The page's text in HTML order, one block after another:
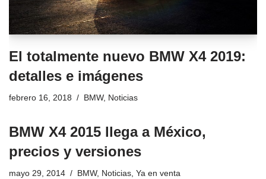
El totalmente nuevo BMW X4 2019:
detalles e imágenes
febrero 16, 2018 BMW, Noticias
BMW X4 2015 llega a México,
precios y versiones
mayo 29, 2014 BMW, Noticias, Ya en venta